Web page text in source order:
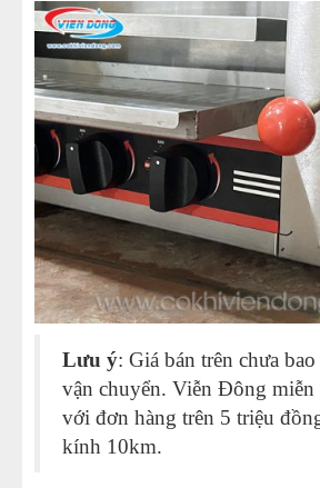
Lưu ý: Giá bán trên chưa
vận chuyển. Viễn Đông miễn
với đơn hàng trên 5 triệu
kính 10km.